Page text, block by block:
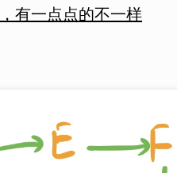
有一点点的不一样